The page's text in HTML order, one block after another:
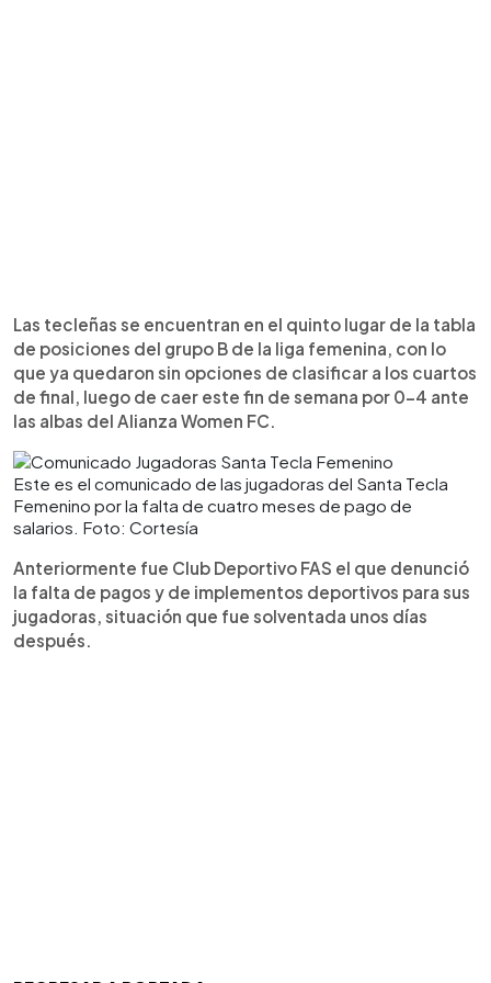
Las tecleñas se encuentran en el quinto lugar de la tabla
de posiciones del grupo B de la liga femenina, con lo
que ya quedaron sin opciones de clasificar a los cuartos
de final, luego de caer este fin de semana por 0-4 ante
las albas del Alianza Women FC.
Este es el comunicado de las jugadoras del Santa Tecla
Femenino por la falta de cuatro meses de pago de
salarios. Foto: Cortesía
Anteriormente fue Club Deportivo FAS el que denunció
la falta de pagos y de implementos deportivos para sus
jugadoras, situación que fue solventada unos días
después.